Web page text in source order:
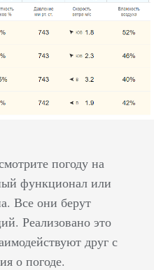
погоду на
функционал или
Все они берут
Реализовано это
друг с
о погоде.